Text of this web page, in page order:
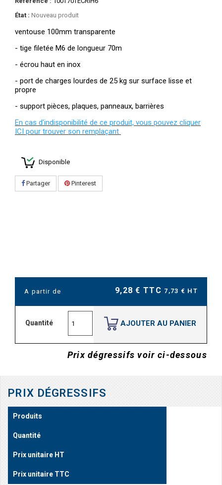
État : Nouveau produit
ventouse 100mm transparente
- tige filetée M6 de longueur 70m
- écrou haut en inox
- port de charges lourdes de 25 kg sur surface lisse et
propre
- support pièces, plaques, panneaux, barrières
En cas d'indisponibilité de ce produit, vous pouvez cliquer
ICI pour trouver son remplaçant
Disponible
Partager Pinterest
A partir de 9,28 € TTC 7,73 € HT
Quantité AJOUTER AU PANIER
Prix dégressifs voir ci-dessous
PRIX DÉGRESSIFS
Produits
Quantité
Prix unitaire HT
Prix unitaire TTC